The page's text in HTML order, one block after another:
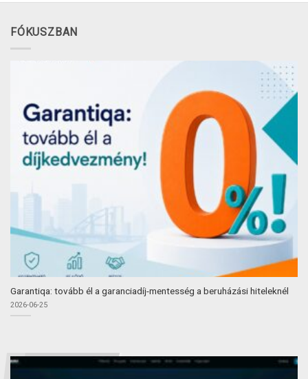
FÓKUSZBAN
Garantiqa: tovább él a garanciadíj-mentesség a beruházási hiteleknél
2026-06-25